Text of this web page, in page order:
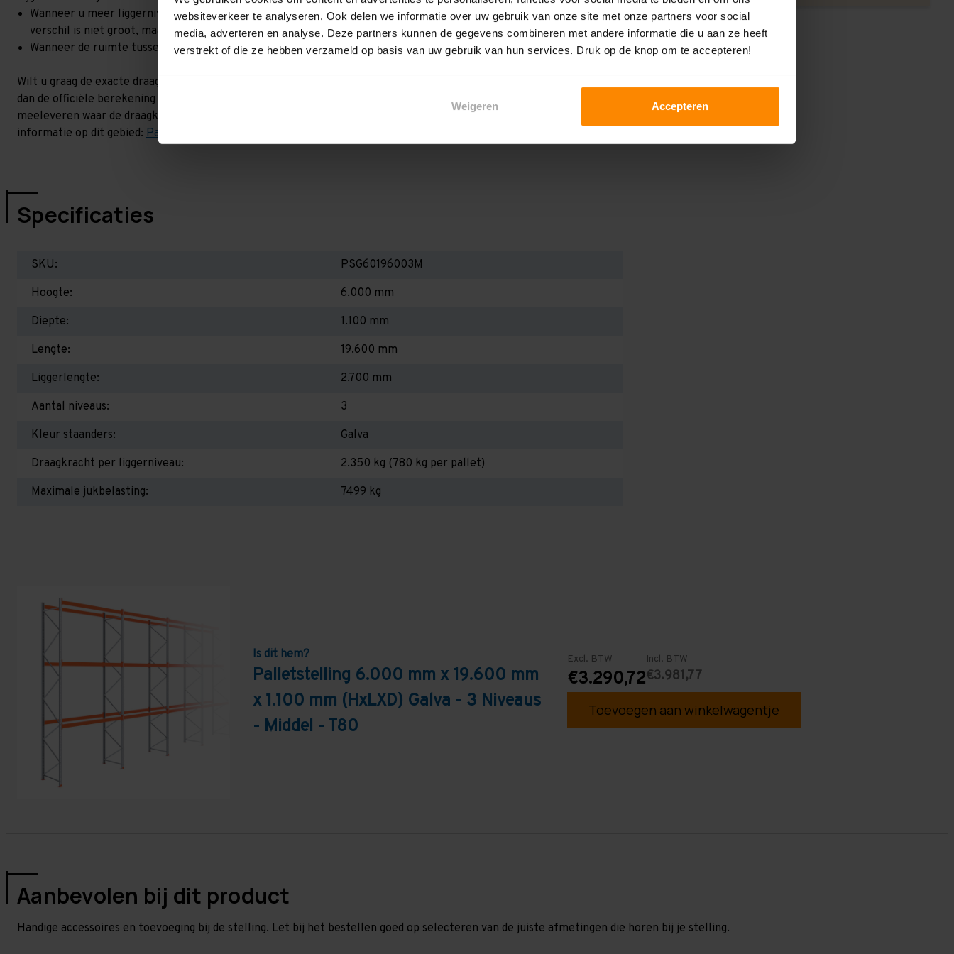
websiteverkeer te analyseren. Ook delen we informatie over uw gebruik van onze site met onze partners voor social
media, adverteren en analyse. Deze partners kunnen de gegevens combineren met andere informatie die u aan ze heeft
verstrekt of die ze hebben verzameld op basis van uw gebruik van hun services. Druk op de knop om te accepteren!
Weigeren Accepteren
Wanneer u meer liggerniveaus toevoegt, kan het zijn dat het draagvermogen per liggerniveau iets lager uit valt. Dit
verschil is niet groot, maar wel het beste om dit te laten berekenen!
Wanneer de ruimte tussen de liggerniveaus kleiner is dan 2,25 meter, valt de draagkracht juist iets hoger uit.
Wilt u graag de exacte draagkracht weten in uw situatie? Dan dient u even contact met ons op te nemen. Wij voeren
dan de officiële berekening uit. Dit doen we gratis en voor niets. Wij kunnen ook belastingbordjes of stickers
meeleveren waar de draagkracht van uw situatie op beschreven staat! Kortom, bij twijfel contact opnemen! Meer
informatie op dit gebied: Palletstellingen - Belangrijk om te weten!
Specificaties
SKU:
PSG60196003M
Hoogte:
6.000 mm
Diepte:
1.100 mm
Lengte:
19.600 mm
Liggerlengte:
2.700 mm
Aantal niveaus:
3
Kleur staanders:
Galva
Draagkracht per liggerniveau:
2.350 kg (780 kg per pallet)
Maximale jukbelasting:
7499 kg
Is dit hem?
Palletstelling 6.000 mm x 19.600 mm
x 1.100 mm (HxLXD) Galva - 3 Niveaus
- Middel - T80
Excl. BTW
€3.290,72
Incl. BTW
€3.981,77
Toevoegen aan winkelwagentje
Aanbevolen bij dit product
Handige accessoires en toevoeging bij de stelling. Let bij het bestellen goed op selecteren van de juiste afmetingen die horen bij je stelling.